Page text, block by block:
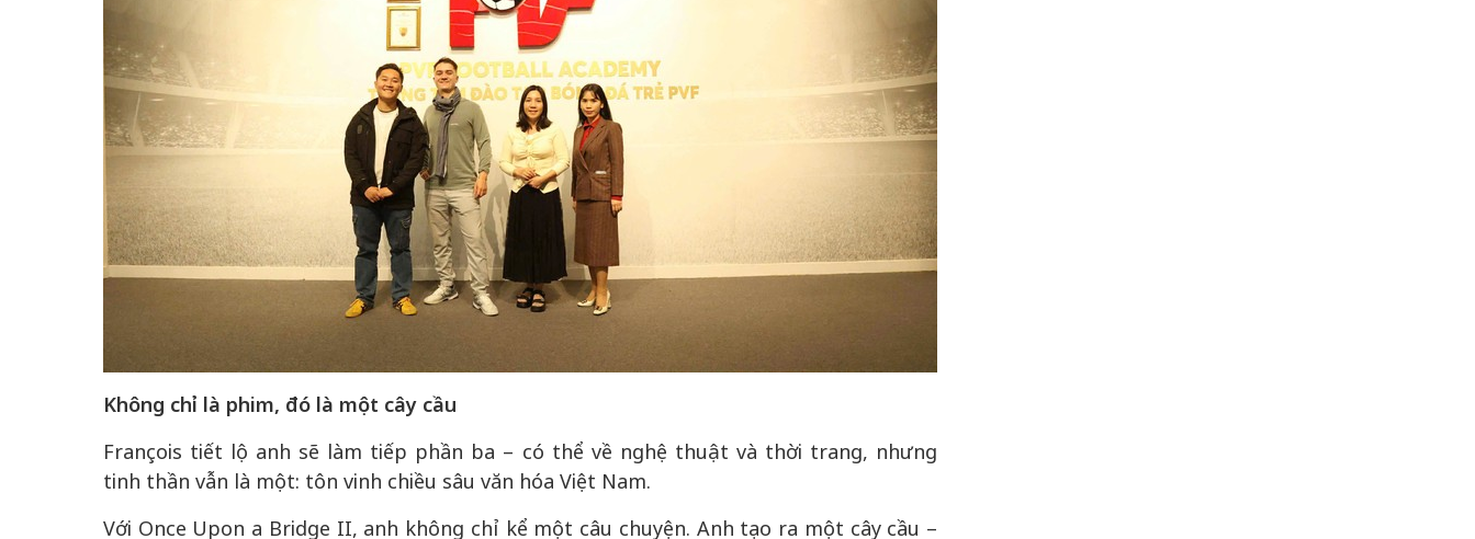
Không chỉ là phim, đó là một cây cầu
François tiết lộ anh sẽ làm tiếp phần ba – có thể về nghệ thuật và thời trang, nhưng
tinh thần vẫn là một: tôn vinh chiều sâu văn hóa Việt Nam.
Với Once Upon a Bridge II, anh không chỉ kể một câu chuyện. Anh tạo ra một cây cầu –